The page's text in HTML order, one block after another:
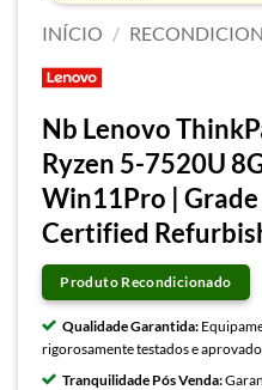
INÍCIO /
Nb Lenovo
Ryzen 5-7520U
Win11Pro |
Certified
Produto Recondicionado
Qualidade Garantida:
rigorosamente testados e
Tranquilidade Pós Venda: